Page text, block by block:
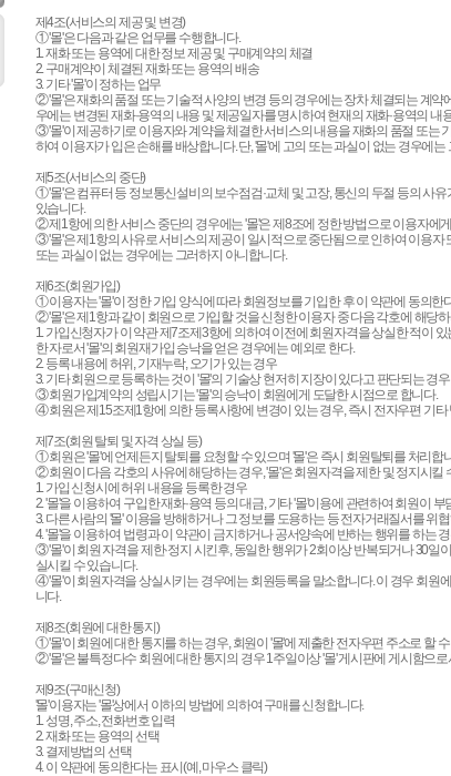
제4조(서비스의 제공 및 변경)
① '몰'은 다음과 같은 업무를 수행합니다.
1. 재화 또는 용역에 대한 정보 제공 및 구매계약의 체결
2. 구매계약이 체결된 재화 또는 용역의 배송
3. 기타 '몰'이 정하는 업무
② '몰'은 재화의 품절 또는 기술적 사양의 변경 등의 경우에는 장차 체결되는 계약
우에는 변경된 재화·용역의 내용 및 제공일자를 명시하여 현재의 재화·용역의
③ '몰'이 제공하기로 이용자와 계약을 체결한 서비스의 내용을 재화의 품절 또는
하여 이용자가 입은 손해를 배상합니다. 단, '몰'에 고의 또는 과실이 없는 경우에
제5조(서비스의 중단)
① '몰'은 컴퓨터 등 정보통신설비의 보수점검·교체 및 고장, 통신의 두절 등의 사
있습니다.
② 제1항에 의한 서비스 중단의 경우에는 '몰'은 제8조에 정한 방법으로 이용자에
③ '몰'은 제1항의 사유로 서비스의 제공이 일시적으로 중단됨으로 인하여 이용자
또는 과실이 없는 경우에는 그러하지 아니합니다.
제6조(회원가입)
① 이용자는 '몰'이 정한 가입 양식에 따라 회원정보를 기입한 후 이 약관에 동의
② '몰'은 제1항과 같이 회원으로 가입할 것을 신청한 이용자 중 다음 각호에 해당
1. 가입신청자가 이 약관 제7조제3항에 의하여 이전에 회원자격을 상실한 적이
한 자로서 '몰'의 회원재가입 승낙을 얻은 경우에는 예외로 한다.
2. 등록 내용에 허위, 기재누락, 오기가 있는 경우
3. 기타 회원으로 등록하는 것이 '몰'의 기술상 현저히 지장이 있다고 판단되는 경우
③ 회원가입계약의 성립시기는 '몰'의 승낙이 회원에게 도달한 시점으로 합니다.
④ 회원은 제15조제1항에 의한 등록사항에 변경이 있는 경우, 즉시 전자우편 기
제7조(회원 탈퇴 및 자격 상실 등)
① 회원은 '몰'에 언제든지 탈퇴를 요청할 수 있으며 '몰'은 즉시 회원탈퇴를 처리합
② 회원이 다음 각호의 사유에 해당하는 경우, '몰'은 회원자격을 제한 및 정지시킬
1. 가입 신청시에 허위 내용을 등록한 경우
2. '몰'을 이용하여 구입한 재화·용역 등의 대금, 기타 '몰'이용에 관련하여 회원이
3. 다른 사람의 '몰' 이용을 방해하거나 그 정보를 도용하는 등 전자거래질서를 위
4. '몰'을 이용하여 법령과 이 약관이 금지하거나 공서양속에 반하는 행위를 하는
③ '몰'이 회원 자격을 제한·정지 시킨후, 동일한 행위가 2회이상 반복되거나 30일
실시킬 수 있습니다.
④ '몰'이 회원자격을 상실시키는 경우에는 회원등록을 말소합니다. 이 경우 회원
니다.
제8조(회원에 대한 통지)
① '몰'이 회원에 대한 통지를 하는 경우, 회원이 '몰'에 제출한 전자우편 주소로 할
② '몰'은 불특정다수 회원에 대한 통지의 경우 1주일이상 '몰' 게시판에 게시함으
제9조(구매신청)
'몰'이용자는 '몰'상에서 이하의 방법에 의하여 구매를 신청합니다.
1. 성명, 주소, 전화번호 입력
2. 재화 또는 용역의 선택
3. 결제방법의 선택
4. 이 약관에 동의한다는 표시(예, 마우스 클릭)